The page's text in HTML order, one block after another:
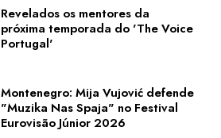
Revelados os mentores da
próxima temporada do 'The Voice
Portugal'
Montenegro: Mija Vujović defende
"Muzika Nas Spaja" no Festival
Eurovisão Júnior 2026